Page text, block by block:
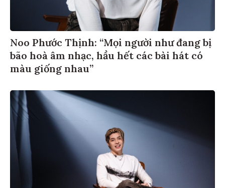
Noo Phước Thịnh: “Mọi người như đang bị
bão hoà âm nhạc, hầu hết các bài hát có
màu giống nhau”